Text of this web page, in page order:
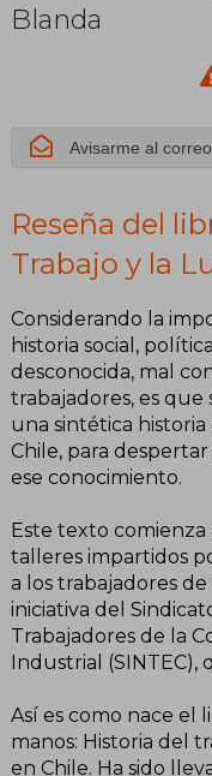
Blanda
Avisarme al
Reseña del
Trabajo y la
Considerando la
historia social,
desconocida, mal
trabajadores, es que
una sintética
Chile, para
ese conocimiento.
Este texto
talleres impartidos
a los trabajadores
iniciativa del
Trabajadores de la
Industrial
Así es como nace el
manos: Historia del
en Chile. Ha sido